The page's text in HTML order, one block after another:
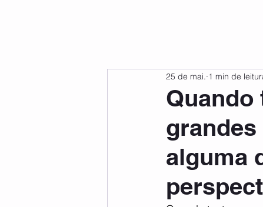
Quando
alguma
25 de mai. 1 min de